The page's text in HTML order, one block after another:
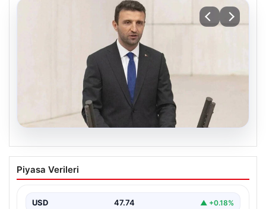
07.08.2026
AKP’li isimden skandal sözler! Barınma
sorunundan gençleri sorumlu tuttu
Sorunu ve Gençlerin Sorumluluğu Üzerine Tartışmalar",
Piyasa Verileri
USD 47.74 ▲ +0.18%